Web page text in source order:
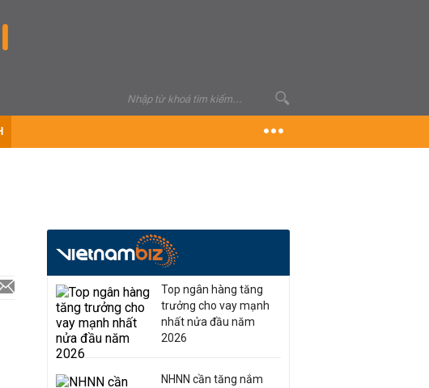
Top ngân hàng tăng
trưởng cho vay mạnh
nhất nửa đầu năm
2026
NHNN cần tăng nắm